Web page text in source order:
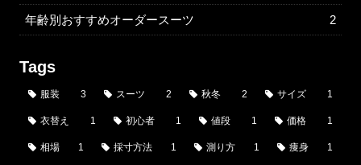
年齢別おすすめオーダースーツ 2
Tags
服装 3 スーツ 2 秋冬 2 サイズ 1
衣替え 1 初心者 1 値段 1 価格 1
相場 1 採寸方法 1 測り方 1 痩身 1